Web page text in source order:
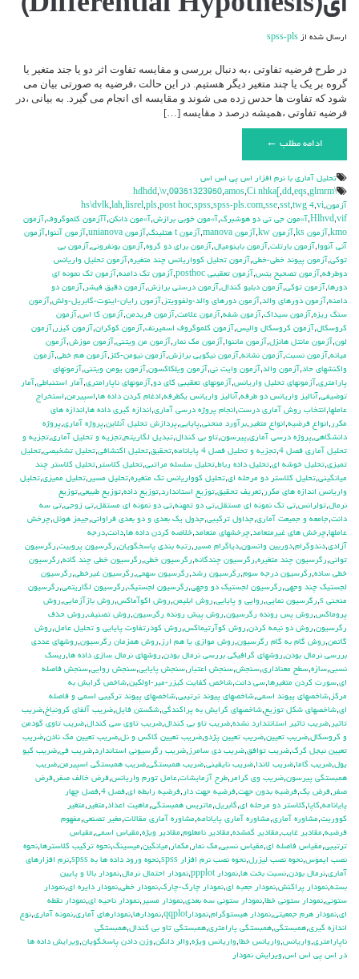
ای(Differential
ای(Differential Hypothesis)
ارسال شده از spss-pls
در طرح فرضیه تفاوتی ،به دنبال بررسی و مقایسه تفاوت اثر دو یا جند متغیر یا
گروه بر یک یا چند متغیر دیگر هستیم. در این حالت ،فرضیه به صورتی بیان می
شود که تفاوت ها حدس زده می شوند و مقایسه ای انجام می گیرد. به بیانی ،در
فرضیه تفاوتی ،همیشه درصد د مقایسه […]
ادامه مطلب ←
تحليل آماري با نرم افزار اس پي اس اس
\hdhdd
,\v,09351323950,amos,Ci nhka[ ,dd,eqs,glmrm
آزمون,
hs\dvlk,lah,lisrel,pls,post hoc,spss,spss-pls.com,sse,sst,twg 4,vi
Hlhvd,vif
,آ»مون جي تي دو هوشبرگ,آ»مون خوبي برازش,آ»مون دانكن,آآزمون كلموگروف,آزمون
kmo
,آزمون ks ,آزمون kw ,آزمون manova ,آزمون t هتلينگ ,آزمون unianova ,آزمون آننوا,آزمون
آني آنووا,آزمون بارتلت,آزمون باينوميال,آزمون براي دو گروه,آزمون بونفروني,آزمون بي
توكي,آزمون پيوند خطي-خطي,آزمون تحليل كوواريانس چند متغيره,آزمون تحليل واريانس
دوطرفه,آزمون تصحيح يتس,آزمون تعقيبي posthoc ,آزمون تك دامنه,آزمون تك نمونه اي
دورها,آزمون توكي,آزمون دبليو كندال,آزمون درستي برازش,آزمون دقيق فيشر ,آزمون دو
دامنه,آزمون دورهاي والد,آزمون دورهاي والد-ولفوويتز ,آزمون رايان-اينوت-گابريل-ولش,آزمون
سنگ ريزه,آزمون سيداك,آزمون شفه,آزمون علامت,آزمون فريدمن,آزمون كا اس,آزمون
كروسكال,آزمون كروسكال واليس,آزمون كلموگروف اسميرنف,آزمون كوكران,آزمون كيزر ,آزمون
لون,آزمون مانتل هانزل,آزمون ماننوا,آزمون مك نمار ,آزمون من ويتني,آزمون موزش,آزمون
ميانه,آزمون نسبت,آزمون نشانه,آزمون نيكويي برازش,آزمون نيومن-كلز ,آزمون هم خطي,آزمون
واكنشهاي حاد,آزمون والد,آزمون وايت ني,آزمون ويلكاكسون,آزمون يومن ويتني,آزمونهاي
پارامتري,آزمونهاي تحليل واريانس,آزمونهاي تعقيبي كاي دو,آزمونهاي ناپارامتري,آمار استنباطي,آمار
توضيفي,آناليز واريانس دو طرفه,آناليز واريانس يکطرفه,ادغام كردن داده ها,اسپيرمن,استخراج
عاملها,انتخاب روش آماري درست,انجام پروژه درسي آماري,اندازه گيري داده ها,اندازه هاي
مكرر ,انواع فرضيه,انواع متغير ,برآورد منحني,پايايي,پردازش تحليل آنلاين,پروژه آماري,پروژه
دانشگاهي,پروژه درسي آماري,پيرسون,تاو بي کندال,تبديل لگاريتم,تجزيه و تحليل آماري,تجزيه و
تحليل آماري فصل 4
,تجزيه و تحليل فصل 4 پايانامه ,تحقيق,تحليل اكتشافي,تحليل تشخيصي,تحليل
تميزي,تحليل خوشه اي,تحليل داده رباط,تحليل سلسله مراتبي,تحليل كلاستر ,تحليل كلاستر چند
ميانگيني,تحليل كلاستر دو مرحله اي,تحليل كوواريانس تك متغيره,تحليل مسير ,تحليل مميزي,تحليل
واريانس اندازه هاي مكرر ,تعريف تحقيق,توزيع استاندارد,توزيع داده,توزيع طبيعي,توزيع
نرمال,تولرانس,تي تک نمونه اي مستقل,تي دو تمهنه,تي دو نمونه اي مستقل,تي زوجي,تي سه
دانت,جامعه و جميعت آماري,جداول تركيبي,جدول يك بعدي و دو بعدي فراواني,جيمز هوئل,چرخش
عاملها,چرخش هاي غيرمتعامد,چرخشهاي متعامد,خلاصه كردن داده ها,دانت,درجه
آزادي,دندوگرام,دوربين واتسون,دياگرام مسير ,رتبه بندي پاسخگويان,رگرسيون پروبيت,رگرسيون
تواني,رگرسيون چند متغيره,رگرسيون چندگانه,رگرسيون خطي,رگرسيون خطي چند گانه,رگرسيون
خطي ساده,رگرسيون درجه سوم,رگرسيون رشد,رگرسيون سهمي,رگرسيون غيرخطي,رگرسيون
لجستيك چند وجهي,رگرسيون لجستيك دو وجهي,رگرسيون لجستيک,رگرسيون لگاريتمي,رگرسيون
منحني s
,رگرسيون نمايي,روايي و پايايي,روش ابليمن,روش اكوآماكس,روش بازآزمايي,روش
پروماكس,روش پس رونده رگرسيون,روش پيش رونده رگرسيون,روش تصنيف,روش حذف
رگرسيون,روش دو نيمه كردن,روش كوآرتيماكس,روش كودرتفاوت پايايي و تحليل عامل,روش
گاتمن,روش گام به گام رگرسيون,روش موازي يا هم ارز ,روش همزمان رگرسيون,روشهاي عددي
بررسي نرمال بودن,روشهاي گرافيكي بررسي نرمال بودن,روشهاي نرمال سازي داده ها,ريسك
نسبي,سازه,سطح معناداري,سنجش,سنجش اعتبار ,سنجش پايايي,سنجش روايي,سنجش فاصله
اي,سورت كردن متغيرها,سي دانت,شاخص كفايت كيزر-مير-اولكين,شاخص گرايش به
مركز ,شاخصهاي پيوند اسمي,شاخصهاي پيوند ترتيبي,شاخصهاي پيوند تركيبي اسمي و فاصله
اي,شاخصهاي شكل توزيع,شاخصهاي گرايش به پراكندگي,شكستن فايل,ضريب آلفاي کرونباخ,ضريب
تاثير ,ضريب تاثير استانتدارد نشده,ضريب تاو بي كندال,ضريب تاوي سي كندال,ضريب تاوي گودمن
و كروسكال,ضريب تعيين,ضريب تعيين پژدو,ضريب تعيين كاكس و نل,ضريب تعيين مك نادن,ضريب
تعيين نيجل كرك,ضريب توافق,ضريب دي سامرز ,ضريب رگرسيوني استاندارد,ضريب في,ضريب كيو
يول,ضريب گاما,ضريب لاندا,ضريب نايقيني,ضريب همبستگي,ضريب همبستگي اسپيرمن,ضريب
همبستگي پيرسون,ضريب وي كرامر ,طرح آزمايشات,عامل تورم واريانس,فرض خالف صفر ,فرض
صفر ,فرض يك,فرضيه بدون جهت,فرضيه جهت دار ,فرضيه رابطه اي,فصل 4 ,فصل چهار
پايانامه,كاپا,كلاستر دو مرحله اي,گابريل,ماتريس همبستگي,ماهيت اعداد,متغير ,متغير
كووريت,مشاوره آماري,مشاوره آماري پايانامه,مشاوره آماري مقالات,مغير تصنعي,مفهوم
فرضيه,مقادير غايب,مقادير گمشده,مقادير نامعلوم,مقادير ويژه,مقياس اسمي,مقياس
ترتيبي,مقياس فاصله اي,مقياس نسبي,مك نمار ,مكمار ,ميانگين,ميسينگ,نحوه تركيب كلاسترها,نحوه
نصب ايموس,نحوه نصب ليزرل,نحوه نصب نرم افزار spss ,نحوه ورود داده ها به spss ,نرم افزارهاي
آماري,نرمال بودن,نسبت بخت ها,نمودار ppplot ,نمودار احتمال نرمال,نمودار بالا و پايين
بسته,نمودار پراكنش,نمودار جعبه اي,نمودار چارك-چارك,نمودار خطي,نمودار دايره اي,نمودار
ستوني,نمودار ستوني خطا,نمودار ستوني سه بعدي,نمودار مسير ,نمودار ناحيه اي,نمودار نقطه
اي,نمودار هرم جمعيتي,نمودار هيستوگرام,نمودارqqplot ,نمودارها,نمودارهاي آماري,نمونه آماري,نوع
اندازه گيري,همبستگي,همبستگي پارامتري,همبستگي تاو بي کندال,همبستگي
ناپارامتري,واريانس,واريانس خطا,واريانس ويژه,والر دانكن,وزن دادن پاسخگويان,ويرايش داده ها
در اس پي اس اس,ويرايش نمودار